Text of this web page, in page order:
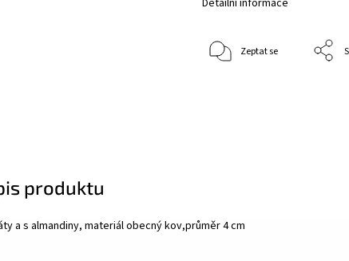
Detailní informace
Zeptat se
produktu
a s almandiny, materiál obecný kov,průměr 4 cm